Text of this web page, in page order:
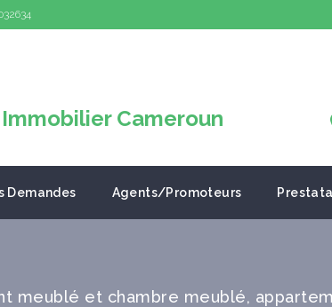
Demandes Agents/Promoteurs
meublé et chambre meublé,